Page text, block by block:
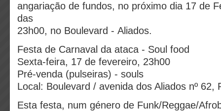
angariação de fundos, no próximo dia 17 de
das
23h00, no Boulevard - Aliados.
Festa de Carnaval da ataca - Soul food
Sexta-feira, 17 de fevereiro, 23h00
Pré-venda (pulseiras) - souls
Local: Boulevard / avenida dos Aliados nº 62,
Esta festa, num género de Funk/Reggae/